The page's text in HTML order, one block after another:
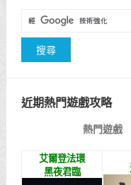
近期熱門遊戲攻略
熱門遊戲
艾爾登法環
黑夜君臨